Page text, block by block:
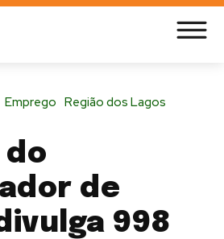
Emprego Região dos Lagos
de
998